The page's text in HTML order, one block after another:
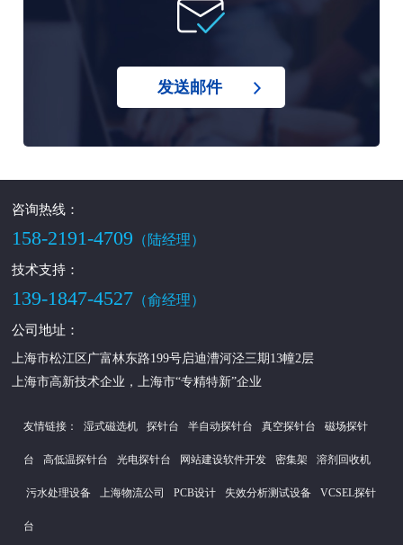
发送邮件
咨询热线：
158-2191-4709 （陆经理）
技术支持：
139-1847-4527 （俞经理）
公司地址：
上海市松江区广富林东路199号启迪漕河泾三期13幢2层
上海市高新技术企业，上海市“专精特新”企业
友情链接： 湿式磁选机 探针台 半自动探针台 真空探针台 磁场探针
台 高低温探针台 光电探针台 网站建设软件开发 密集架 溶剂回收机
污水处理设备 上海物流公司 PCB设计 失效分析测试设备 VCSEL探针
台